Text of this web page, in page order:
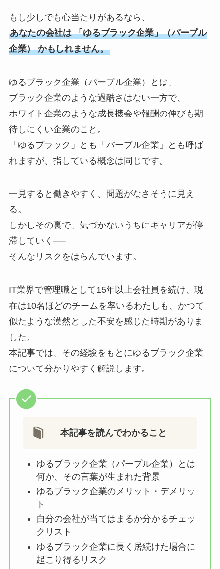
もし少しでも心当たりがあるなら、
あなたの会社は 「ゆるブラック企業」（パープル
企業） かもしれません。
ゆるブラック企業（パープル企業）とは、
ブラック企業のような過酷さはない一方で、
ホワイト企業のような成長機会や報酬の伸びも期
待しにくい企業のこと。
「ゆるブラック」とも「パープル企業」とも呼ば
れますが、指している概念は同じです。
一見すると働きやすく、問題がなさそうに見え
る。
しかしその裏で、気づかないうちにキャリアが停
滞していく──
そんなリスクをはらんでいます。
IT業界で管理職として15年以上会社員を続け、現
在は10名ほどのチームを率いるわたしも、かつて
似たような漠然とした不安を感じた時期がありま
した。
本記事では、その経験をもとにゆるブラック企業
について分かりやすく解説します。
本記事を読んでわかること
ゆるブラック企業（パープル企業）とは
何か、その言葉が生まれた背景
ゆるブラック企業のメリット・デメリッ
ト
自分の会社が当てはまるか分かるチェッ
クリスト
ゆるブラック企業に長く居続けた場合に
起こり得るリスク